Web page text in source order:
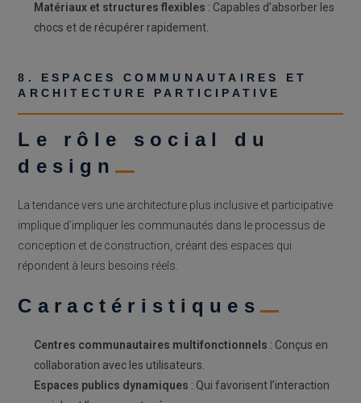
Matériaux et structures flexibles : Capables d’absorber les
chocs et de récupérer rapidement.
8. ESPACES COMMUNAUTAIRES ET
ARCHITECTURE PARTICIPATIVE
Le rôle social du
design
La tendance vers une architecture plus inclusive et participative
implique d’impliquer les communautés dans le processus de
conception et de construction, créant des espaces qui
répondent à leurs besoins réels.
Caractéristiques
Centres communautaires multifonctionnels : Conçus en
collaboration avec les utilisateurs.
Espaces publics dynamiques : Qui favorisent l’interaction